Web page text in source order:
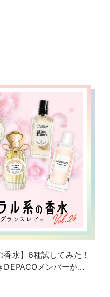
香水】6種試してみた！
DEPACOメンバーが...